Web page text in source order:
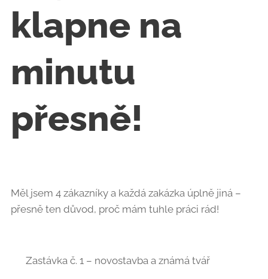
klapne na
minutu
přesně!
Měl jsem 4 zákazníky a každá zakázka úplně jiná –
přesně ten důvod, proč mám tuhle práci rád!
✨ Zastávka č. 1 – novostavba a známá tvář